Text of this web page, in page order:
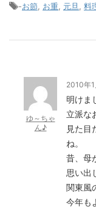
-お節 お重 元旦 料
ゆ～ちゃ
ん♪
2010年
明けま
立派な
見た目
ね。
昔、母
思い出
関東風
今年も